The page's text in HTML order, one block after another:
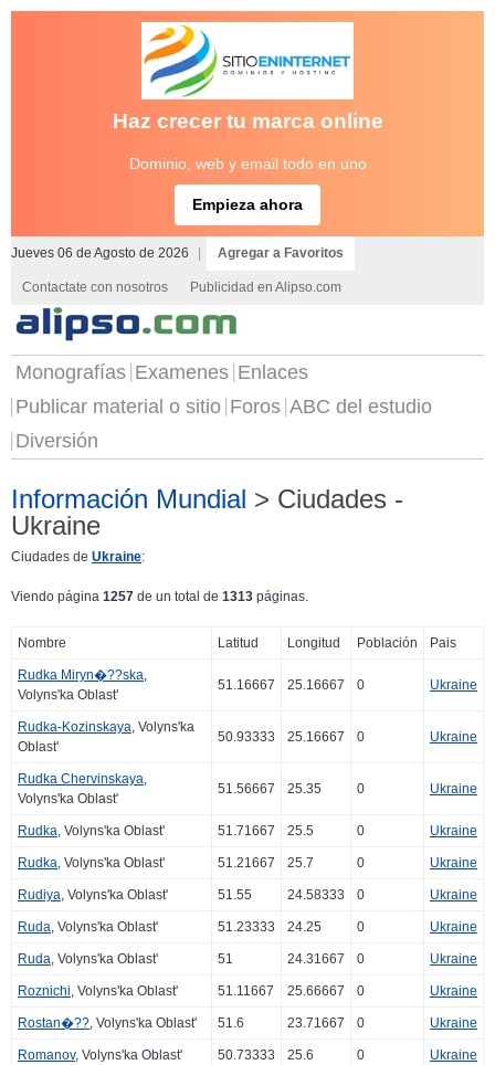
Haz crecer tu marca online
Dominio, web y email todo en uno
Empieza ahora
Jueves 06 de Agosto de 2026 Agregar a Favoritos
Contactate con nosotros Publicidad en Alipso.com
Monografías Examenes Enlaces
Publicar material o sitio Foros ABC del estudio
Diversión
Información Mundial > Ciudades -
Ukraine
Ciudades de Ukraine:
Viendo página 1257 de un total de 1313 páginas.
Nombre Latitud Longitud Población Pais
Rudka Miryn�??ska,
Volyns'ka Oblast'
51.16667 25.16667 0 Ukraine
Rudka-Kozinskaya, Volyns'ka
Oblast'
50.93333 25.16667 0 Ukraine
Rudka Chervinskaya,
Volyns'ka Oblast'
51.56667 25.35 0 Ukraine
Rudka, Volyns'ka Oblast' 51.71667 25.5 0 Ukraine
Rudka, Volyns'ka Oblast' 51.21667 25.7 0 Ukraine
Rudiya, Volyns'ka Oblast' 51.55 24.58333 0 Ukraine
Ruda, Volyns'ka Oblast' 51.23333 24.25 0 Ukraine
Ruda, Volyns'ka Oblast' 51 24.31667 0 Ukraine
Roznichi, Volyns'ka Oblast' 51.11667 25.66667 0 Ukraine
Rostan�??, Volyns'ka Oblast' 51.6 23.71667 0 Ukraine
Romanov, Volyns'ka Oblast' 50.73333 25.6 0 Ukraine